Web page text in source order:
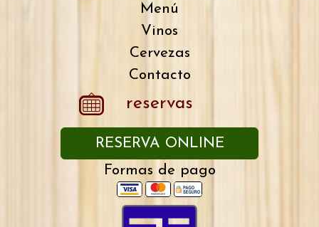
Menú
Vinos
Cervezas
Contacto
reservas
RESERVA ONLINE
Formas de pago